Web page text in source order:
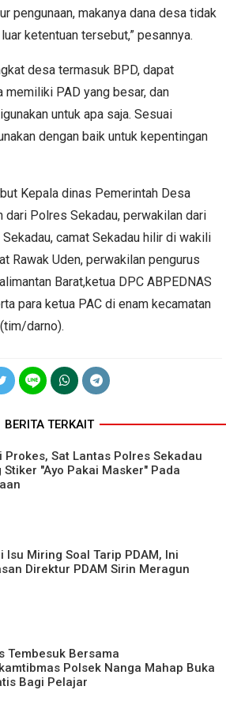
pengunaan, makanya dana desa tidak
ketentuan tersebut,” pesannya.
desa termasuk BPD, dapat
memiliki PAD yang besar, dan
untuk apa saja. Sesuai
dengan baik untuk kepentingan
Kepala dinas Pemerintah Desa
dari Polres Sekadau, perwakilan dari
camat Sekadau hilir di wakili
Rawak Uden, perwakilan pengurus
Barat,ketua DPC ABPEDNAS
para ketua PAC di enam kecamatan
darno).
BERITA TERKAIT
Prokes, Sat Lantas Polres Sekadau
Stiker "Ayo Pakai Masker" Pada
Isu Miring Soal Tarip PDAM, Ini
Direktur PDAM Sirin Meragun
Tembesuk Bersama
Polsek Nanga Mahap Buka
Bagi Pelajar